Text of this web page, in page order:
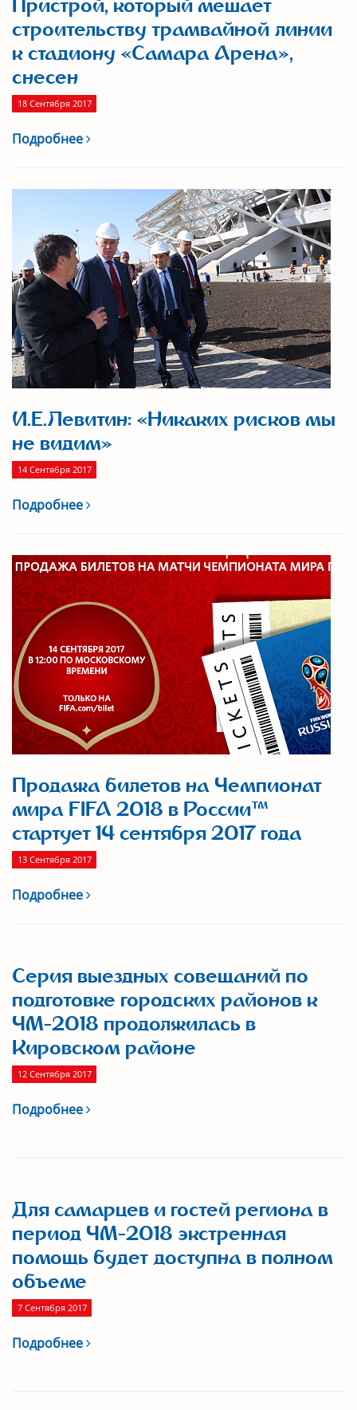
Пристрой, который мешает
строительству трамвайной линии
к стадиону «Самара Арена»,
снесен
18 Сентября 2017
Подробнее
И.Е.Левитин: «Никаких рисков мы
не видим»
14 Сентября 2017
Подробнее
Продажа билетов на Чемпионат
мира FIFA 2018 в России™
стартует 14 сентября 2017 года
13 Сентября 2017
Подробнее
Серия выездных совещаний по
подготовке городских районов к
ЧМ-2018 продолжилась в
Кировском районе
12 Сентября 2017
Подробнее
Для самарцев и гостей региона в
период ЧМ-2018 экстренная
помощь будет доступна в полном
объеме
7 Сентября 2017
Подробнее